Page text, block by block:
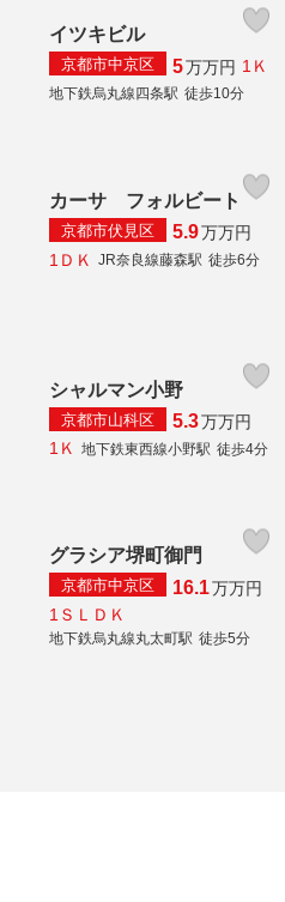
イツキビル
京都市中京区 5万万円 1Ｋ
地下鉄烏丸線四条駅 徒歩10分
カーサ フォルビート
京都市伏見区 5.9万万円
1ＤＫ
JR奈良線藤森駅 徒歩6分
シャルマン小野
京都市山科区 5.3万万円
1Ｋ 地下鉄東西線小野駅 徒歩4分
グラシア堺町御門
京都市中京区 16.1万万円
1ＳＬＤＫ
地下鉄烏丸線丸太町駅 徒歩5分